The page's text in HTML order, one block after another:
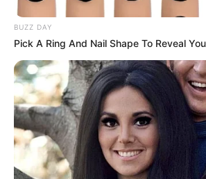
ΤΑ ΠΙΟ
BUZZ DAY
Pick A Ring And Nail Shape To Reveal